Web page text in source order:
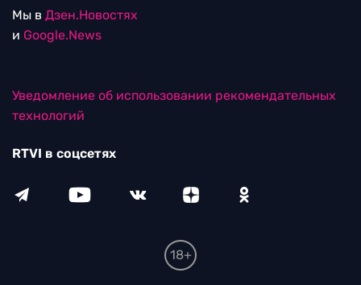
Мы в Дзен.Новостях
и Google.News
Уведомление об использовании рекомендательных
технологий
RTVI в соцсетях
18+